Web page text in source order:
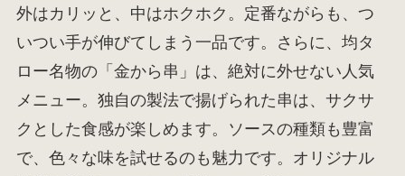
外はカリッと、中はホクホク。定番ながらも、つ
いつい手が伸びてしまう一品です。さらに、均タ
ロー名物の「金から串」は、絶対に外せない人気
メニュー。独自の製法で揚げられた串は、サクサ
クとした食感が楽しめます。ソースの種類も豊富
で、色々な味を試せるのも魅力です。オリジナル